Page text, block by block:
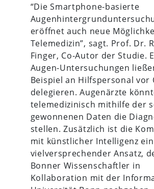
“Die Smartphone-basierte
eröffnet auch neue
Telemedizin”, sagt. Prof. Dr.
Finger, Co-Autor der Studie.
Augen-Untersuchungen
Beispiel an Hilfspersonal vor
delegieren. Augenärzte
telemedizinisch mithilfe der
gewonnenen Daten die
stellen. Zusätzlich ist die
mit künstlicher Intelligenz ein
vielversprechender Ansatz,
Bonner Wissenschaftler in
Kollaboration mit der